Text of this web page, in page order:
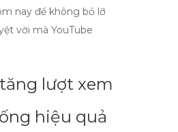
nay để không bỏ lỡ
vời mà YouTube
lượt xem
hiệu quả